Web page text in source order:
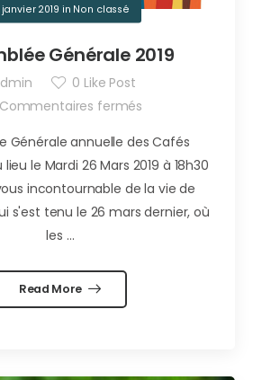
janvier 2019 in Non classé
Générale 2019
0 Like Post
Commentaires fermés
Générale annuelle des Cafés
le Mardi 26 Mars 2019 à 18h30
incontournable de la vie de
s'est tenu le 26 mars dernier, où
les ...
Read More